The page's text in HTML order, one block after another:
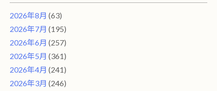
2026年8月 (63)
2026年7月 (195)
2026年6月 (257)
2026年5月 (361)
2026年4月 (241)
2026年3月 (246)